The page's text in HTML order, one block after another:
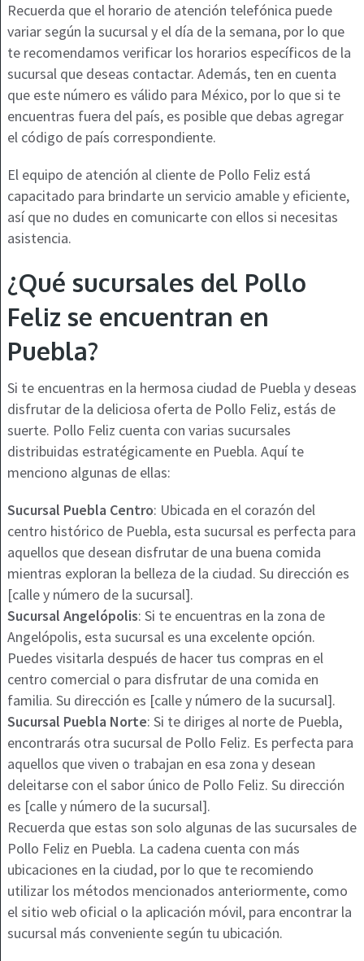
Recuerda que el horario de atención telefónica puede
variar según la sucursal y el día de la semana, por lo que
te recomendamos verificar los horarios específicos de la
sucursal que deseas contactar. Además, ten en cuenta
que este número es válido para México, por lo que si te
encuentras fuera del país, es posible que debas agregar
el código de país correspondiente.
El equipo de atención al cliente de Pollo Feliz está
capacitado para brindarte un servicio amable y eficiente,
así que no dudes en comunicarte con ellos si necesitas
asistencia.
¿Qué sucursales del Pollo
Feliz se encuentran en
Puebla?
Si te encuentras en la hermosa ciudad de Puebla y deseas
disfrutar de la deliciosa oferta de Pollo Feliz, estás de
suerte. Pollo Feliz cuenta con varias sucursales
distribuidas estratégicamente en Puebla. Aquí te
menciono algunas de ellas:
Sucursal Puebla Centro: Ubicada en el corazón del
centro histórico de Puebla, esta sucursal es perfecta para
aquellos que desean disfrutar de una buena comida
mientras exploran la belleza de la ciudad. Su dirección es
[calle y número de la sucursal].
Sucursal Angelópolis: Si te encuentras en la zona de
Angelópolis, esta sucursal es una excelente opción.
Puedes visitarla después de hacer tus compras en el
centro comercial o para disfrutar de una comida en
familia. Su dirección es [calle y número de la sucursal].
Sucursal Puebla Norte: Si te diriges al norte de Puebla,
encontrarás otra sucursal de Pollo Feliz. Es perfecta para
aquellos que viven o trabajan en esa zona y desean
deleitarse con el sabor único de Pollo Feliz. Su dirección
es [calle y número de la sucursal].
Recuerda que estas son solo algunas de las sucursales de
Pollo Feliz en Puebla. La cadena cuenta con más
ubicaciones en la ciudad, por lo que te recomiendo
utilizar los métodos mencionados anteriormente, como
el sitio web oficial o la aplicación móvil, para encontrar la
sucursal más conveniente según tu ubicación.